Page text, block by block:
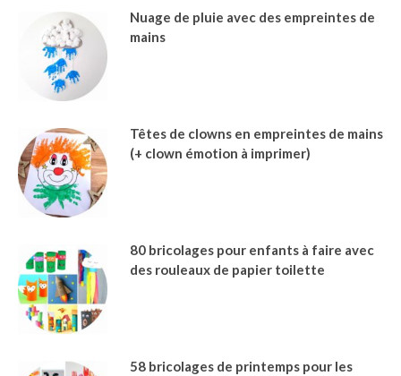
Nuage de pluie avec des empreintes de
mains
Têtes de clowns en empreintes de mains
(+ clown émotion à imprimer)
80 bricolages pour enfants à faire avec
des rouleaux de papier toilette
58 bricolages de printemps pour les